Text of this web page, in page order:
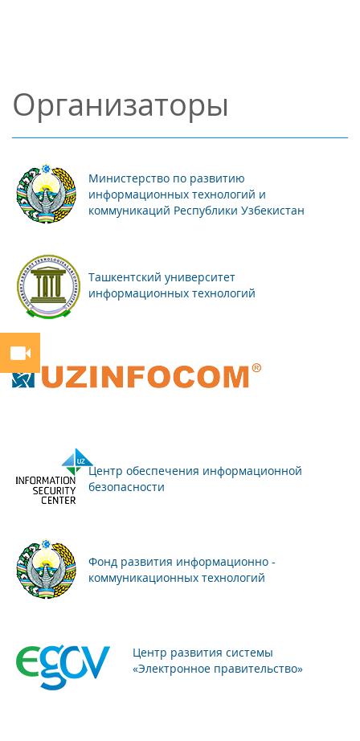
Организаторы
Министерство по развитию
информационных технологий и
коммуникаций Республики Узбекистан
Ташкентский университет
информационных технологий
Центр обеспечения информационной
безопасности
Фонд развития информационно -
коммуникационных технологий
Центр развития системы
«Электронное правительство»